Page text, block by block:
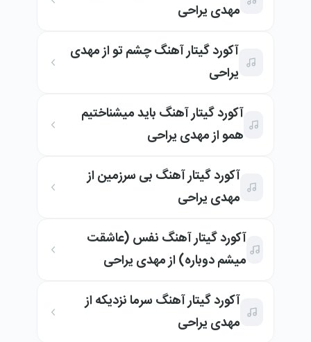
مهدی یراحی
آکورد گیتار آهنگ چشم تو از مهدی
یراحی
آکورد گیتار آهنگ باید میشناختیم
همو از مهدی یراحی
آکورد گیتار آهنگ بی سرزمین از
مهدی یراحی
آکورد گیتار آهنگ نفس (عاشقت
میشم دوباره) از مهدی یراحی
آکورد گیتار آهنگ سرما نزدیکه از
مهدی یراحی